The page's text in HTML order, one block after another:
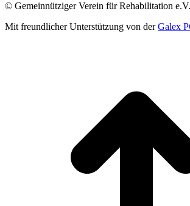
© Gemeinnütziger Verein für Rehabilitation e.V.
Mit freundlicher Unterstützung von derGalex